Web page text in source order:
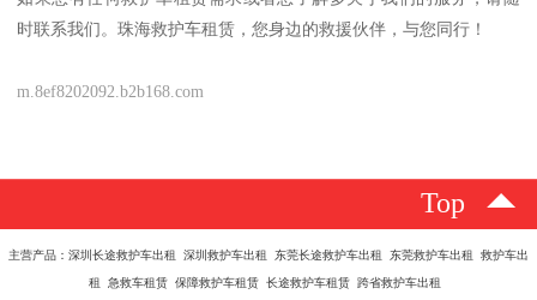
时联系我们。珠海救护车租赁，您身边的救援伙伴，与您同行！
m.8ef8202092.b2b168.com
Top
主营产品：深圳长途救护车出租 深圳救护车出租 东莞长途救护车出租 东莞救护车出租 救护车出
租 急救车租赁 保障救护车租赁 长途救护车租赁 跨省救护车出租